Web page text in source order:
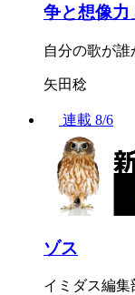
争と想像力
自分の歌が
矢田稔
連載 8/6
ゾス
イミダス編集